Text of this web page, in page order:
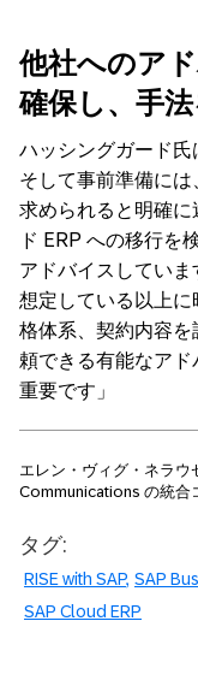
他社へのア
確保し、手
ハッシングガード氏
そして事前準備に
求められると明確
ド ERP への移行を
アドバイスしてい
想定している以上
格体系、契約内容
頼できる有能なア
重要です」
エレン・ヴィグ・ネラウ
Communications の統合
タグ:
RISE with SAP SAP
SAP Cloud ERP